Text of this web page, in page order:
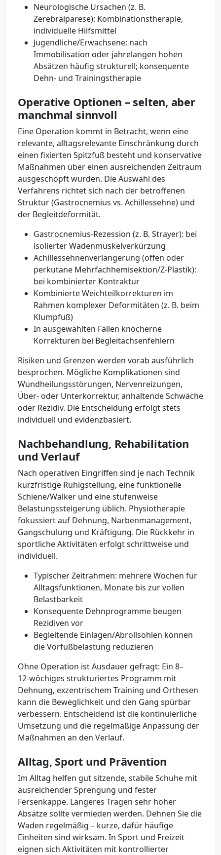
Neurologische Ursachen (z. B.
Zerebralparese): Kombinationstherapie,
individuelle Hilfsmittel
Jugendliche/Erwachsene: nach
Immobilisation oder jahrelangen hohen
Absätzen häufig strukturell; konsequente
Dehn- und Trainingstherapie
Operative Optionen – selten, aber
manchmal sinnvoll
Eine Operation kommt in Betracht, wenn eine
relevante, alltagsrelevante Einschränkung durch
einen fixierten Spitzfuß besteht und konservative
Maßnahmen über einen ausreichenden Zeitraum
ausgeschöpft wurden. Die Auswahl des
Verfahrens richtet sich nach der betroffenen
Struktur (Gastrocnemius vs. Achillessehne) und
der Begleitdeformität.
Gastrocnemius-Rezession (z. B. Strayer): bei
isolierter Wadenmuskelverkürzung
Achillessehnenverlängerung (offen oder
perkutane Mehrfachhemisektion/Z-Plastik):
bei kombinierter Kontraktur
Kombinierte Weichteilkorrekturen im
Rahmen komplexer Deformitäten (z. B. beim
Klumpfuß)
In ausgewählten Fällen knöcherne
Korrekturen bei Begleitachsenfehlern
Risiken und Grenzen werden vorab ausführlich
besprochen. Mögliche Komplikationen sind
Wundheilungsstörungen, Nervenreizungen,
Über- oder Unterkorrektur, anhaltende Schwäche
oder Rezidiv. Die Entscheidung erfolgt stets
individuell und evidenzbasiert.
Nachbehandlung, Rehabilitation
und Verlauf
Nach operativen Eingriffen sind je nach Technik
kurzfristige Ruhigstellung, eine funktionelle
Schiene/Walker und eine stufenweise
Belastungssteigerung üblich. Physiotherapie
fokussiert auf Dehnung, Narbenmanagement,
Gangschulung und Kräftigung. Die Rückkehr in
sportliche Aktivitäten erfolgt schrittweise und
individuell.
Typischer Zeitrahmen: mehrere Wochen für
Alltagsfunktionen, Monate bis zur vollen
Belastbarkeit
Konsequente Dehnprogramme beugen
Rezidiven vor
Begleitende Einlagen/Abrollsohlen können
die Vorfußbelastung reduzieren
Ohne Operation ist Ausdauer gefragt: Ein 8–
12‑wöchiges strukturiertes Programm mit
Dehnung, exzentrischem Training und Orthesen
kann die Beweglichkeit und den Gang spürbar
verbessern. Entscheidend ist die kontinuierliche
Umsetzung und die regelmäßige Anpassung der
Maßnahmen an den Verlauf.
Alltag, Sport und Prävention
Im Alltag helfen gut sitzende, stabile Schuhe mit
ausreichender Sprengung und fester
Fersenkappe. Längeres Tragen sehr hoher
Absätze sollte vermieden werden. Dehnen Sie die
Waden regelmäßig – kurze, dafür häufige
Einheiten sind wirksam. In Sport und Freizeit
eignen sich Aktivitäten mit kontrollierter